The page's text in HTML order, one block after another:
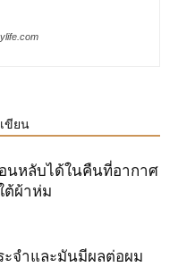
ขียน
นหลับได้ในคืนที่อากาศ
ต้ผ้าห่ม
ะจำและมันมีผลต่อผม